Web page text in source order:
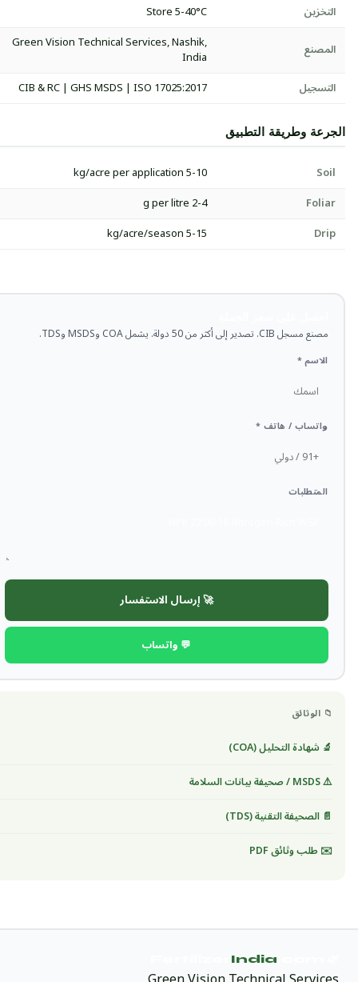
التخزين
Store 5-40°C
المصنع
Green Vision Technical Services, Nashik,
India
التسجيل
CIB & RC | GHS MSDS | ISO 17025:2017
الجرعة وطريقة التطبيق
Soil
5-10 kg/acre per application
Foliar
2-4 g per litre
Drip
5-15 kg/acre/season
مصنع مسجل CIB. تصدير إلى أكثر من 50 دولة. يشمل COA وMSDS وTDS.
الاسم *
واتساب / هاتف *
المتطلبات
🚀 إرسال الاستفسار
💬 واتساب
📁 الوثائق
🔬 شهادة التحليل (COA)
⚠️ MSDS / صحيفة بيانات السلامة
📄 الصحيفة التقنية (TDS)
✉️ طلب وثائق PDF
India